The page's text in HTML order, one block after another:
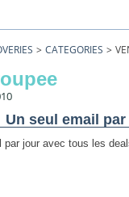
> CATEGORIES >
Un seul email